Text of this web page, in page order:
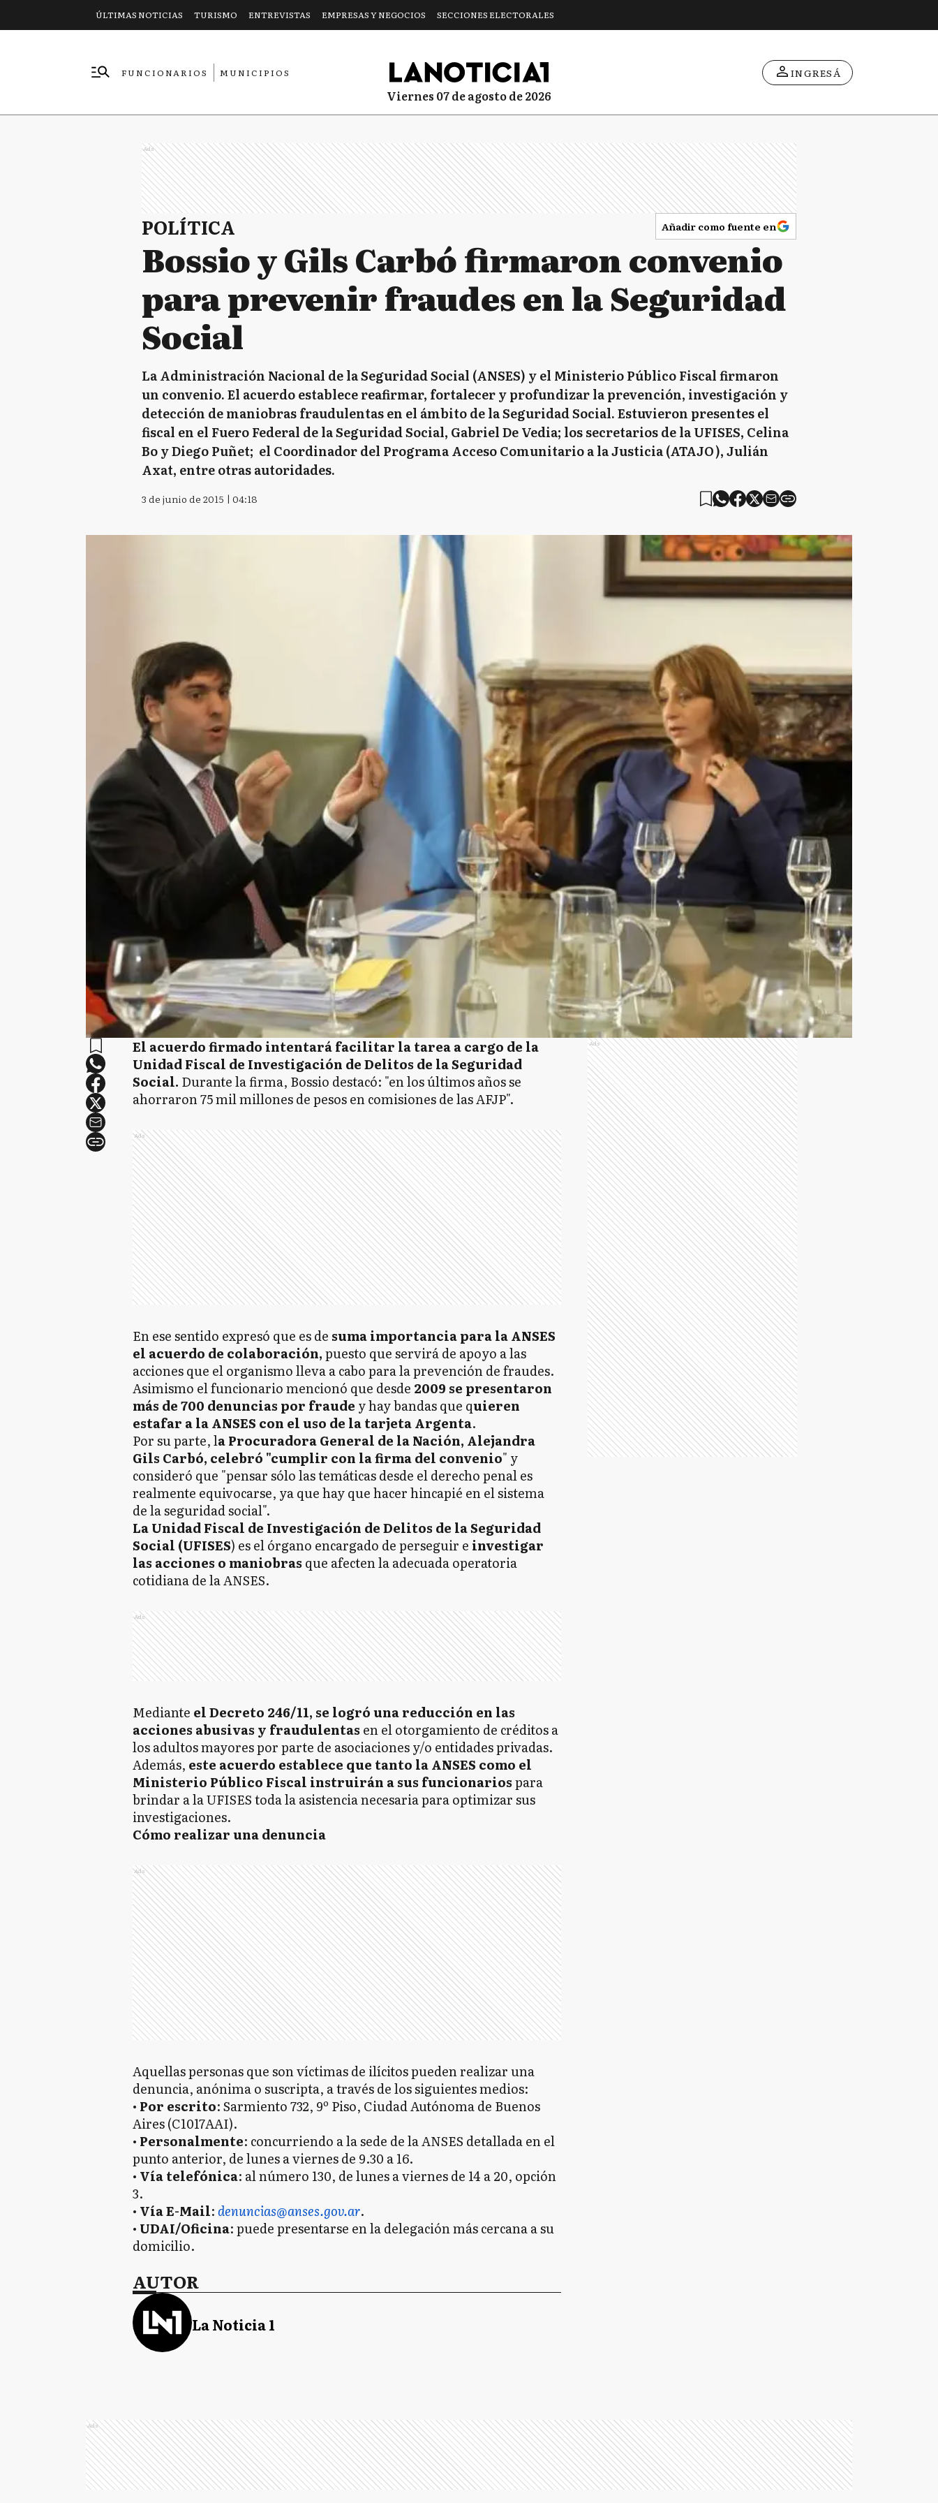
ÚLTIMAS NOTICIAS TURISMO ENTREVISTAS EMPRESAS Y NEGOCIOS SECCIONES ELECTORALES
FUNCIONARIOS
MUNICIPIOS
viernes 07 de agosto de 2026
INGRESÁ
Ads
POLÍTICA Añadir como fuente en
Bossio y Gils Carbó firmaron convenio
para prevenir fraudes en la Seguridad
Social
La Administración Nacional de la Seguridad Social (ANSES) y el Ministerio Público Fiscal firmaron
un convenio. El acuerdo establece reafirmar, fortalecer y profundizar la prevención, investigación y
detección de maniobras fraudulentas en el ámbito de la Seguridad Social. Estuvieron presentes el
fiscal en el Fuero Federal de la Seguridad Social, Gabriel De Vedia; los secretarios de la UFISES, Celina
Bo y Diego Puñet; el Coordinador del Programa Acceso Comunitario a la Justicia (ATAJO), Julián
Axat, entre otras autoridades.
3 de junio de 2015 | 04:18
El acuerdo firmado intentará facilitar la tarea a cargo de la
Unidad Fiscal de Investigación de Delitos de la Seguridad
Social. Durante la firma, Bossio destacó: "en los últimos años se
ahorraron 75 mil millones de pesos en comisiones de las AFJP".
Ads
En ese sentido expresó que es de suma importancia para la ANSES
el acuerdo de colaboración,puesto que servirá de apoyo a las
acciones que el organismo lleva a cabo para la prevención de fraudes.
Asimismo el funcionario mencionó que desde 2009 se presentaron
más de 700 denuncias por fraude y hay bandas que quieren
estafar a la ANSES con el uso de la tarjeta Argenta.
Por su parte, la Procuradora General de la Nación, Alejandra
Gils Carbó, celebró "cumplir con la firma del convenio" y
consideró que "pensar sólo las temáticas desde el derecho penal es
realmente equivocarse, ya que hay que hacer hincapié en el sistema
de la seguridad social".
La Unidad Fiscal de Investigación de Delitos de la Seguridad
Social (UFISES) es el órgano encargado de perseguir e investigar
las acciones o maniobras que afecten la adecuada operatoria
cotidiana de la ANSES.
Ads
Mediante el Decreto 246/11, se logró una reducción en las
acciones abusivas y fraudulentas en el otorgamiento de créditos a
los adultos mayores por parte de asociaciones y/o entidades privadas.
Además, este acuerdo establece que tanto la ANSES como el
Ministerio Público Fiscal instruirán a sus funcionariospara
brindar a la UFISES toda la asistencia necesaria para optimizar sus
investigaciones.
Cómo realizar una denuncia
Ads
Aquellas personas que son víctimas de ilícitos pueden realizar una
denuncia, anónima o suscripta, a través de los siguientes medios:
• Por escrito: Sarmiento 732, 9º Piso, Ciudad Autónoma de Buenos
Aires (C1017AAI).
• Personalmente: concurriendo a la sede de la ANSES detallada en el
punto anterior, de lunes a viernes de 9.30 a 16.
• Vía telefónica: al número 130, de lunes a viernes de 14 a 20, opción
3.
• Vía E-Mail:denuncias@anses.gov.ar.
• UDAI/Oficina: puede presentarse en la delegación más cercana a su
domicilio.
AUTOR
La Noticia 1
Ads
Ads